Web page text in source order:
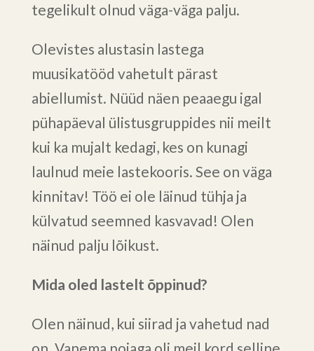
tegelikult olnud väga-väga palju.
Olevistes alustasin lastega
muusikatööd vahetult pärast
abiellumist. Nüüd näen peaaegu igal
pühapäeval ülistusgruppides nii meilt
kui ka mujalt kedagi, kes on kunagi
laulnud meie lastekooris. See on väga
kinnitav! Töö ei ole läinud tühja ja
külvatud seemned kasvavad! Olen
näinud palju lõikust.
Mida oled lastelt õppinud?
Olen näinud, kui siirad ja vahetud nad